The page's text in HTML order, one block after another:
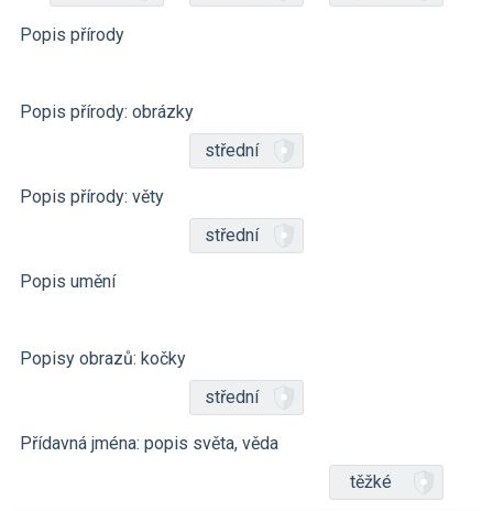
Popis přírody
Popis přírody: obrázky
střední
Popis přírody: věty
střední
Popis umění
Popisy obrazů: kočky
střední
Přídavná jména: popis světa, věda
těžké